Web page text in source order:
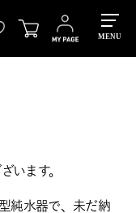
MENU
います。
純水器で、未だ納